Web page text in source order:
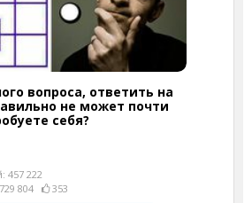
вопроса, ответить на
не может почти
себя?
457 222
804
353